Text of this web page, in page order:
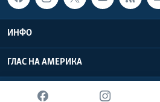
ИНФО
ГЛАС НА АМЕРИКА
Глас на Америка © 2026 VOA,